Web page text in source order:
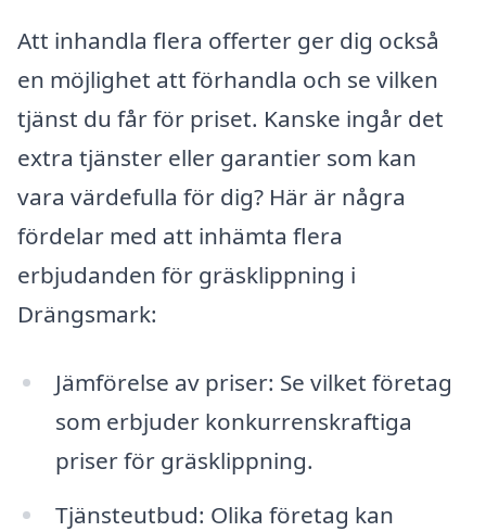
Att inhandla flera offerter ger dig också
en möjlighet att förhandla och se vilken
tjänst du får för priset. Kanske ingår det
extra tjänster eller garantier som kan
vara värdefulla för dig? Här är några
fördelar med att inhämta flera
erbjudanden för gräsklippning i
Drängsmark:
Jämförelse av priser: Se vilket företag
som erbjuder konkurrenskraftiga
priser för gräsklippning.
Tjänsteutbud: Olika företag kan